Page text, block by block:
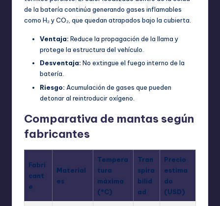
de la batería continúa generando gases inflamables
como H₂ y CO₂, que quedan atrapados bajo la cubierta.
Ventaja: Reduce la propagación de la llama y
protege la estructura del vehículo.
Desventaja: No extingue el fuego interno de la
batería.
Riesgo: Acumulación de gases que pueden
detonar al reintroducir oxígeno.
Comparativa de mantas según
fabricantes
Fabri
cant
e
Material
es
Tempera
tura
máxima
(°C)
Tran
spira
bilid
ad
Precio
estima
do
(USD)